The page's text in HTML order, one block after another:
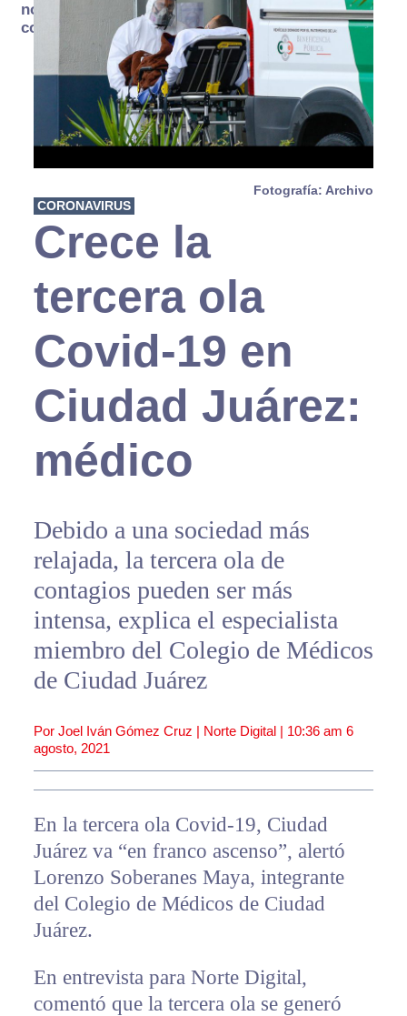
no se
consume
Fotografía: Archivo
CORONAVIRUS
Crece la
tercera ola
Covid-19 en
Ciudad Juárez:
médico
Debido a una sociedad más
relajada, la tercera ola de
contagios pueden ser más
intensa, explica el especialista
miembro del Colegio de Médicos
de Ciudad Juárez
Por Joel Iván Gómez Cruz | Norte Digital | 10:36 am 6
agosto, 2021
En la tercera ola Covid-19, Ciudad
Juárez va “en franco ascenso”, alertó
Lorenzo Soberanes Maya, integrante
del Colegio de Médicos de Ciudad
Juárez.
En entrevista para Norte Digital,
comentó que la tercera ola se generó